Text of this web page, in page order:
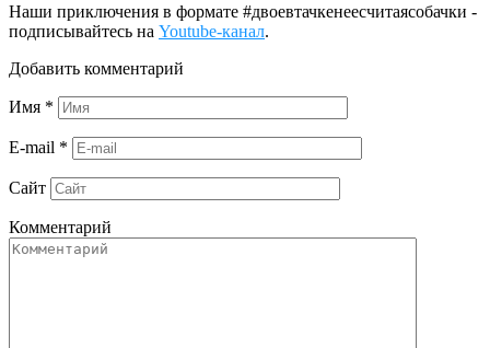
Наши приключения в формате #двоевтачкенеесчитаясобачки -
подписывайтесь на Youtube-канал.
Добавить комментарий
Имя *
E-mail *
Сайт
Комментарий